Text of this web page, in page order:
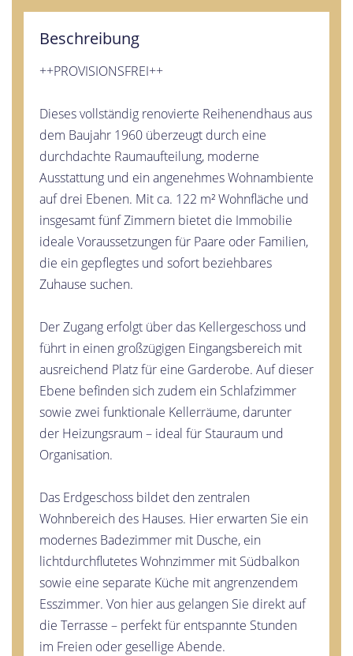
Beschreibung
++PROVISIONSFREI++
Dieses vollständig renovierte Reihenendhaus aus
dem Baujahr 1960 überzeugt durch eine
durchdachte Raumaufteilung, moderne
Ausstattung und ein angenehmes Wohnambiente
auf drei Ebenen. Mit ca. 122 m² Wohnfläche und
insgesamt fünf Zimmern bietet die Immobilie
ideale Voraussetzungen für Paare oder Familien,
die ein gepflegtes und sofort beziehbares
Zuhause suchen.
Der Zugang erfolgt über das Kellergeschoss und
führt in einen großzügigen Eingangsbereich mit
ausreichend Platz für eine Garderobe. Auf dieser
Ebene befinden sich zudem ein Schlafzimmer
sowie zwei funktionale Kellerräume, darunter
der Heizungsraum – ideal für Stauraum und
Organisation.
Das Erdgeschoss bildet den zentralen
Wohnbereich des Hauses. Hier erwarten Sie ein
modernes Badezimmer mit Dusche, ein
lichtdurchflutetes Wohnzimmer mit Südbalkon
sowie eine separate Küche mit angrenzendem
Esszimmer. Von hier aus gelangen Sie direkt auf
die Terrasse – perfekt für entspannte Stunden
im Freien oder gesellige Abende.